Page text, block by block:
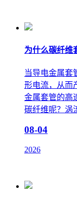
为什么碳纤维
当导电金属套
形电流，从而
金属套管的高
碳纤维呢？涡
08-04
2026